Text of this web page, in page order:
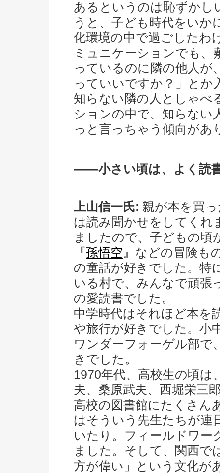
あるというのは恥ずかし
うと、子ども時代をいか
化環境の中で過ごしたわ
ミュニケーションでも、
っているのに隣の他人が
っていいですか？」とか
知らない隣の人としゃべ
ションの中で、知らない
っと言っちゃう傾向があ
――小さい頃は、よく読
上山信一氏: 親が本を買
は読み聞かせをしてくれ
ましたので、子どもの頃
『孫悟空 』などの冒険も
の童話が好きでした。特
いる村で、みんなで頑張
の愛読書でした。
中学時代はそれほど本を
や旅行が好きでした。小
ワンダーフォーゲル部で
きでした。
1970年代、高校生の頃は
夫、桑原武夫、西堀栄三
高校の図書館にたくさん
はそういう先生たちが連
いたり。フィールドワー
ました。そして、関西で
方が偉い」という文化が